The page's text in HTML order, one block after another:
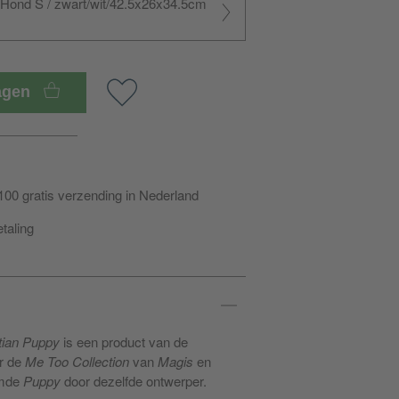
gratis verzending in Nederland
Puppy is een product van de
deMe Too Collectionvan Magis en
Puppydoor dezelfde ontwerper.